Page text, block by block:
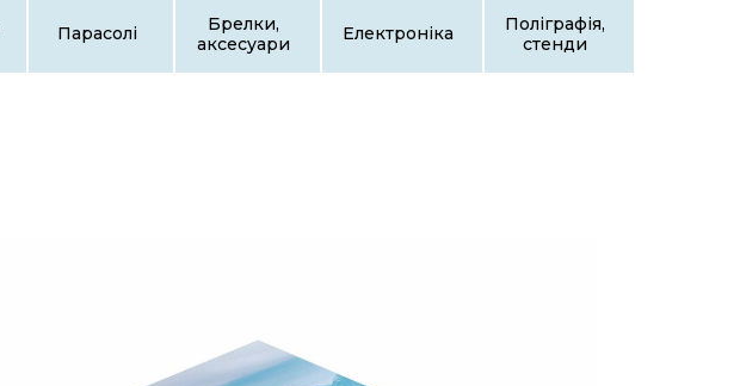
Парасолі
Брелки,
аксесуари
Електроніка
Поліграфія,
стенди